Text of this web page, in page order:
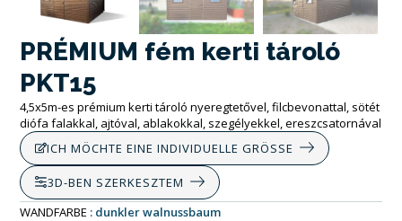
PRÉMIUM fém kerti tároló
PKT15
4,5x5m-es prémium kerti tároló nyeregtetővel, filcbevonattal, sötét
diófa falakkal, ajtóval, ablakokkal, szegélyekkel, ereszcsatornával
ICH MÖCHTE EINE INDIVIDUELLE GRÖSSE
3D-BEN SZERKESZTEM
WANDFARBE
dunkler walnussbaum